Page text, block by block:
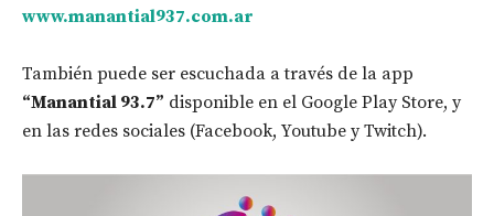
www.manantial937.com.ar
También puede ser escuchada a través de la app
“Manantial 93.7” disponible en el Google Play Store, y
en las redes sociales (Facebook, Youtube y Twitch).